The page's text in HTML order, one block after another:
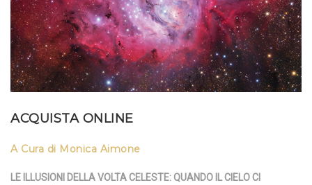
ACQUISTA ONLINE
A Cura di Monica Aimone
LE ILLUSIONI DELLA VOLTA CELESTE: QUANDO IL CIELO CI